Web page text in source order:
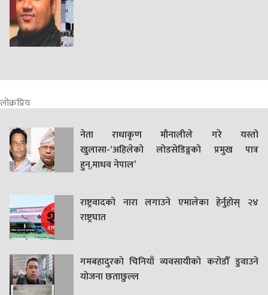
लोक्रप्रिय
नेता राधाकृण मौनालीले गरे यस्तो
खुलासा-‘अहिलेको लोडसेडिङ्गको प्रमुख पात्र
हुन्,माधव नेपाल’
राष्ट्रवादको नारा लगाउने एमालेका हेर्नुहोस् २४
राष्ट्रघात
गमबहादुरकाे चिनियाँ व्यवसायीको करोडौँ डुवाउने
याेजना छताछुल्ल